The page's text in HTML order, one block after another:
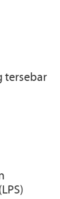
tersebar